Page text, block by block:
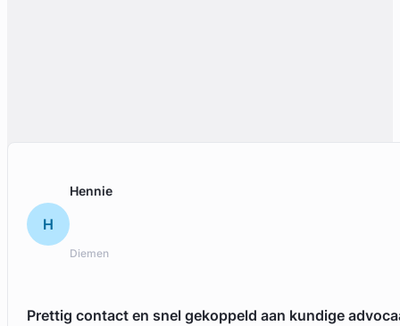
H
Hennie
Diemen
Prettig contact en snel gekoppeld aan kundige